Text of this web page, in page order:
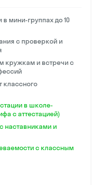
мини-группах до 10
с проверкой и
кружкам и встречи с
классного
в школе-
с аттестацией)
наставниками и
с классным